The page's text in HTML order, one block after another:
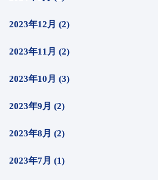
2023年12月 (2)
2023年11月 (2)
2023年10月 (3)
2023年9月 (2)
2023年8月 (2)
2023年7月 (1)